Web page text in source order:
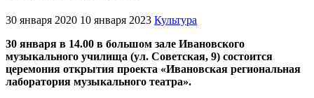
30 января 2020 10 января 2023 Культура
30 января в 14.00 в большом зале Ивановского
музыкального училища (ул. Советская, 9) состоится
церемония открытия проекта «Ивановская региональная
лаборатория музыкального театра».